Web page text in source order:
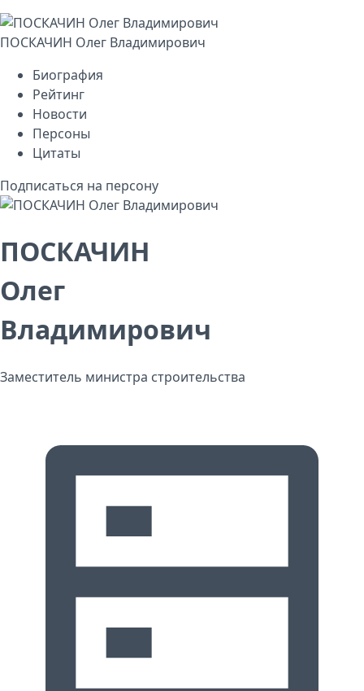
ПОСКАЧИН Олег Владимирович
Биография
Рейтинг
Новости
Персоны
Цитаты
Подписаться на персону
ПОСКАЧИН
Олег
Владимирович
Заместитель министра строительства